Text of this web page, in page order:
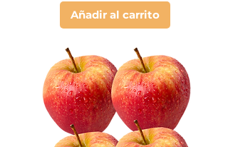
Añadir al carrito